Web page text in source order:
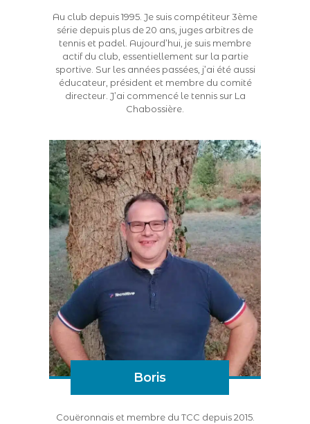
Au club depuis 1995. Je suis compétiteur 3ème
série depuis plus de 20 ans, juges arbitres de
tennis et padel. Aujourd’hui, je suis membre
actif du club, essentiellement sur la partie
sportive. Sur les années passées, j’ai été aussi
éducateur, président et membre du comité
directeur. J’ai commencé le tennis sur La
Chabossière.
Boris
Couëronnais et membre du TCC depuis 2015.